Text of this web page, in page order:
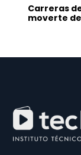
Carreras
moverte